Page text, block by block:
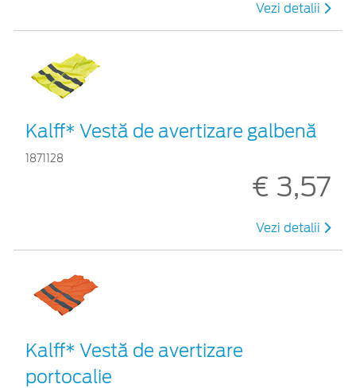
Vezi detalii
Kalff* Vestă de avertizare galbenă
1871128
€ 3,57
Vezi detalii
Kalff* Vestă de avertizare
portocalie